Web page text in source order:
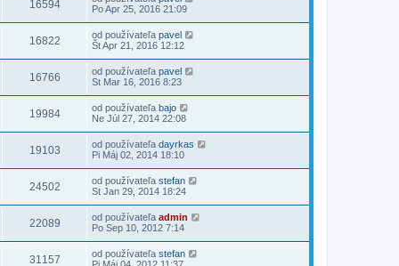
16594
Po Apr 25, 2016 21:09
16822 od používateľa pavel
Št Apr 21, 2016 12:12
16766 od používateľa pavel
St Mar 16, 2016 8:23
19984 od používateľa bajo
Ne Júl 27, 2014 22:08
19103 od používateľa dayrkas
Pi Máj 02, 2014 18:10
24502 od používateľa stefan
St Jan 29, 2014 18:24
22089 od používateľa admin
Po Sep 10, 2012 7:14
31157 od používateľa stefan
Pi Máj 04, 2012 11:37